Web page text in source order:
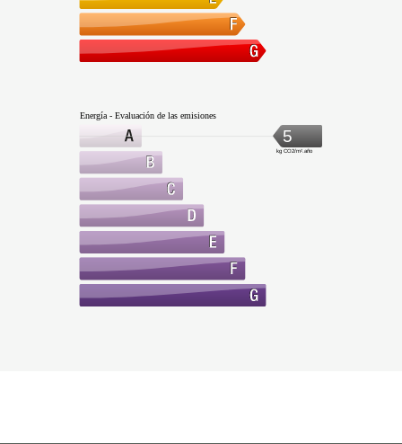
Energía - Evaluación de las emisiones
5
kg CO2/m².año